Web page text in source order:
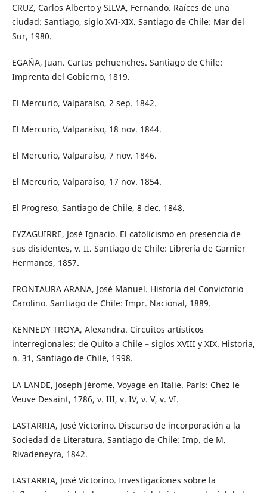
CRUZ, Carlos Alberto y SILVA, Fernando. Raíces de una
ciudad: Santiago, siglo XVI-XIX. Santiago de Chile: Mar del
Sur, 1980.
EGAÑA, Juan. Cartas pehuenches. Santiago de Chile:
Imprenta del Gobierno, 1819.
El Mercurio, Valparaíso, 2 sep. 1842.
El Mercurio, Valparaíso, 18 nov. 1844.
El Mercurio, Valparaíso, 7 nov. 1846.
El Mercurio, Valparaíso, 17 nov. 1854.
El Progreso, Santiago de Chile, 8 dec. 1848.
EYZAGUIRRE, José Ignacio. El catolicismo en presencia de
sus disidentes, v. II. Santiago de Chile: Librería de Garnier
Hermanos, 1857.
FRONTAURA ARANA, José Manuel. Historia del Convictorio
Carolino. Santiago de Chile: Impr. Nacional, 1889.
KENNEDY TROYA, Alexandra. Circuitos artísticos
interregionales: de Quito a Chile – siglos XVIII y XIX. Historia,
n. 31, Santiago de Chile, 1998.
LA LANDE, Joseph Jérome. Voyage en Italie. París: Chez le
Veuve Desaint, 1786, v. III, v. IV, v. V, v. VI.
LASTARRIA, José Victorino. Discurso de incorporación a la
Sociedad de Literatura. Santiago de Chile: Imp. de M.
Rivadeneyra, 1842.
LASTARRIA, José Victorino. Investigaciones sobre la